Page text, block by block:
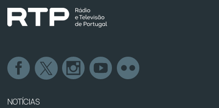
NOTÍCIAS